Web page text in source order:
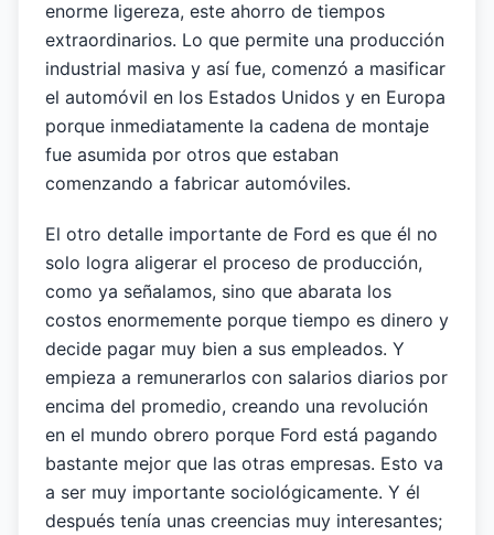
enorme ligereza, este ahorro de tiempos
extraordinarios. Lo que permite una producción
industrial masiva y así fue, comenzó a masificar
el automóvil en los Estados Unidos y en Europa
porque inmediatamente la cadena de montaje
fue asumida por otros que estaban
comenzando a fabricar automóviles.
El otro detalle importante de Ford es que él no
solo logra aligerar el proceso de producción,
como ya señalamos, sino que abarata los
costos enormemente porque tiempo es dinero y
decide pagar muy bien a sus empleados. Y
empieza a remunerarlos con salarios diarios por
encima del promedio, creando una revolución
en el mundo obrero porque Ford está pagando
bastante mejor que las otras empresas. Esto va
a ser muy importante sociológicamente. Y él
después tenía unas creencias muy interesantes;